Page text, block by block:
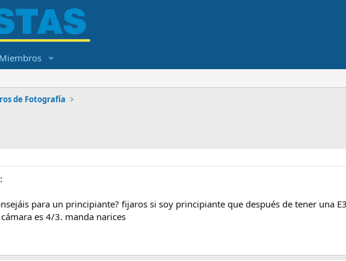
Miembros
de Fotografía
para un principiante? fijaros si soy principiante que después de tener una
mi cámara es 4/3. manda narices